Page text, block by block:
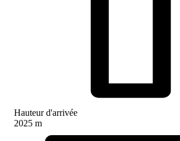
Hauteur d'arrivée
2025 m